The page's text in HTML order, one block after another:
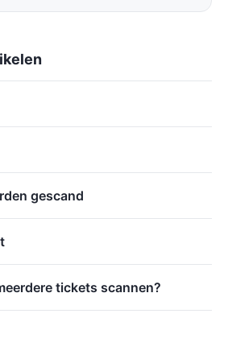
gescand
tickets scannen?